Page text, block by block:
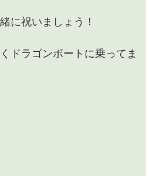
に祝いましょう！
ドラゴンボートに乗ってま